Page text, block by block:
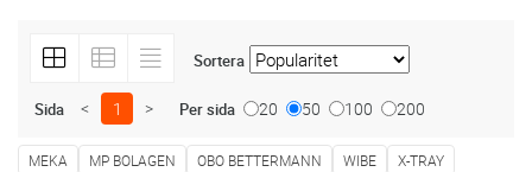
Sortera
Sida < 1 > Per sida 20 50 100 200
MEKA MP BOLAGEN OBO BETTERMANN WIBE X-TRAY